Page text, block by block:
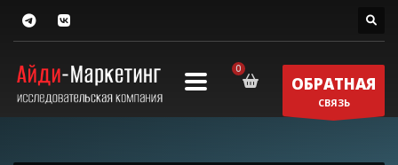
ОБРАТНАЯ
СВЯЗЬ